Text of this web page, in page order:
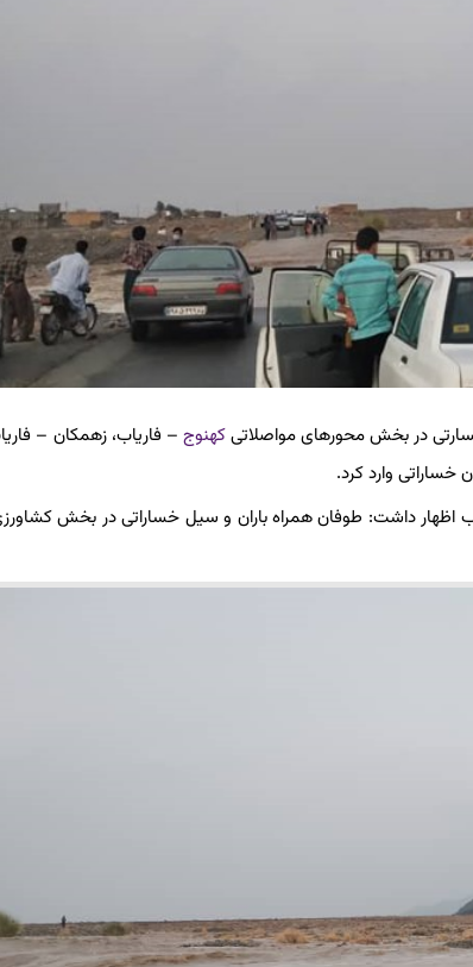
در بخش محورهای مواصلاتیکهنوج – فاریاب، زهمکان –
وارد کرد.
داشت: طوفان همراه باران و سیل خساراتی در بخش